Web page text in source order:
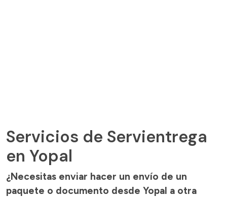
Servicios de Servientrega
en Yopal
¿Necesitas enviar hacer un envío de un
paquete o documento desde Yopal a otra